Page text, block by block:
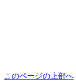
このページの上部へ